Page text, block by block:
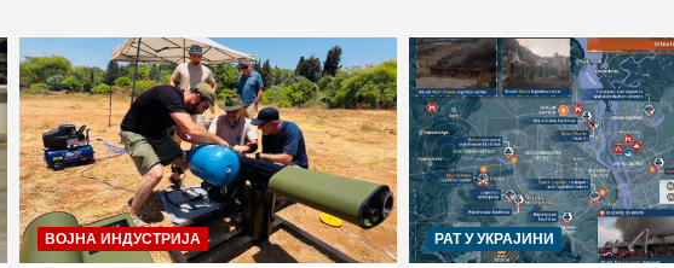
ВОЈНА ИНДУСТРИЈА РАТ У УКРАЈИНИ